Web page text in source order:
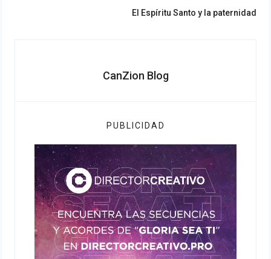
Next
El Espíritu Santo y la paternidad
CanZion Blog
PUBLICIDAD